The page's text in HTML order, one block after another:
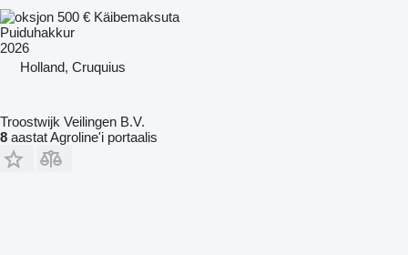
500 € Käibemaksuta
Puiduhakkur
2026
Holland, Cruquius
Troostwijk Veilingen B.V.
8 aastat Agroline'i portaalis